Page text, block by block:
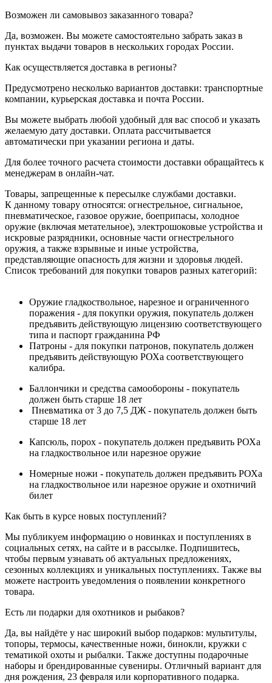
Возможен ли самовывоз заказанного товара?
Да, возможен. Вы можете самостоятельно забрать заказ в
пунктах выдачи товаров в нескольких городах России.
Как осуществляется доставка в регионы?
Предусмотрено несколько вариантов доставки: транспортные
компании, курьерская доставка и почта России.
Вы можете выбрать любой удобный для вас способ и указать
желаемую дату доставки. Оплата рассчитывается
автоматически при указании региона и даты.
Для более точного расчета стоимости доставки обращайтесь к
менеджерам в онлайн-чат.
Товары, запрещенные к пересылке службами доставки.
К данному товару относятся: огнестрельное, сигнальное,
пневматическое, газовое оружие, боеприпасы, холодное
оружие (включая метательное), электрошоковые устройства и
искровые разрядники, основные части огнестрельного
оружия, а также взрывные и иные устройства,
представляющие опасность для жизни и здоровья людей.
Список требований для покупки товаров разных категорий:
Оружие гладкоствольное, нарезное и ограниченного
поражения - для покупки оружия, покупатель должен
предъявить действующую лицензию соответствующего
типа и паспорт гражданина РФ
Патроны - для покупки патронов, покупатель должен
предъявить действующую РОХа соответствующего
калибра.
Баллончики и средства самообороны - покупатель
должен быть старше 18 лет
Пневматика от 3 до 7,5 ДЖ - покупатель должен быть
старше 18 лет
Капсюль, порох - покупатель должен предъявить РОХа
на гладкоствольное или нарезное оружие
Номерные ножи - покупатель должен предъявить РОХа
на гладкоствольное или нарезное оружие и охотничий
билет
Как быть в курсе новых поступлений?
Мы публикуем информацию о новинках и поступлениях в
социальных сетях, на сайте и в рассылке. Подпишитесь,
чтобы первым узнавать об актуальных предложениях,
сезонных коллекциях и уникальных поступлениях. Также вы
можете настроить уведомления о появлении конкретного
товара.
Есть ли подарки для охотников и рыбаков?
Да, вы найдёте у нас широкий выбор подарков: мультитулы,
топоры, термосы, качественные ножи, бинокли, кружки с
тематикой охоты и рыбалки. Также доступны подарочные
наборы и брендированные сувениры. Отличный вариант для
дня рождения, 23 февраля или корпоративного подарка.